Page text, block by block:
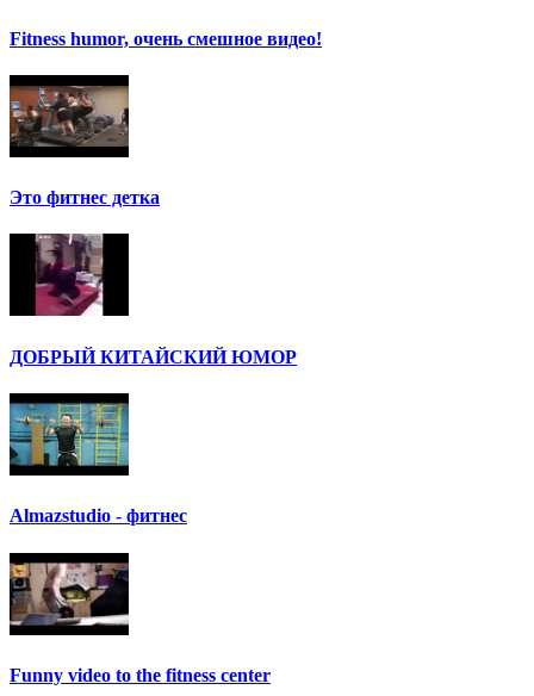
Fitness humor, очень смешное видео!
Это фитнес детка
ДОБРЫЙ КИТАЙСКИЙ ЮМОР
Аlmazstudio - фитнес
Funny video to the fitness center